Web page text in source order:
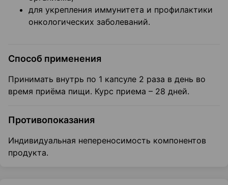
для укрепления иммунитета и профилактики
онкологических заболеваний.
Способ применения
Принимать внутрь по 1 капсуле 2 раза в день во
время приёма пищи. Курс приема – 28 дней.
Противопоказания
Индивидуальная непереносимость компонентов
продукта.